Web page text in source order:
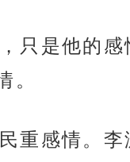
只是他的
。
重感情。